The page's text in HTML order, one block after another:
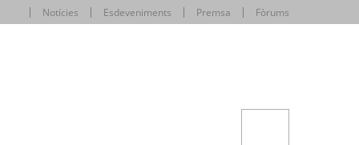
Notícies Esdeveniments Premsa Fòrums